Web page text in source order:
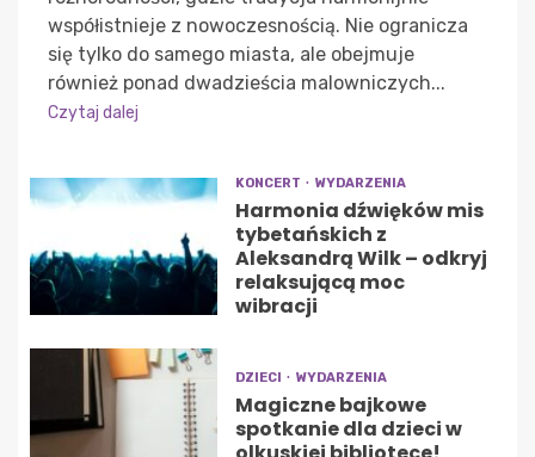
współistnieje z nowoczesnością. Nie ogranicza
się tylko do samego miasta, ale obejmuje
również ponad dwadzieścia malowniczych...
Czytaj dalej
KONCERT WYDARZENIA
Harmonia dźwięków mis
tybetańskich z
Aleksandrą Wilk – odkryj
relaksującą moc
wibracji
DZIECI WYDARZENIA
Magiczne bajkowe
spotkanie dla dzieci w